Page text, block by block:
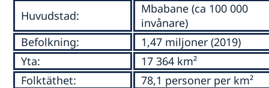
Huvudstad:
Mbabane (ca 100 000
invånare)
Befolkning:
1,47 miljoner (2019)
Yta:
17 364 km²
Folktäthet:
78,1 personer per km²